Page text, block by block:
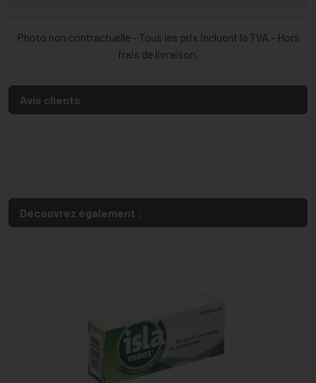
Photo non contractuelle - Tous les prix incluent la TVA - Hors
frais de livraison.
Avis clients
Découvrez également :